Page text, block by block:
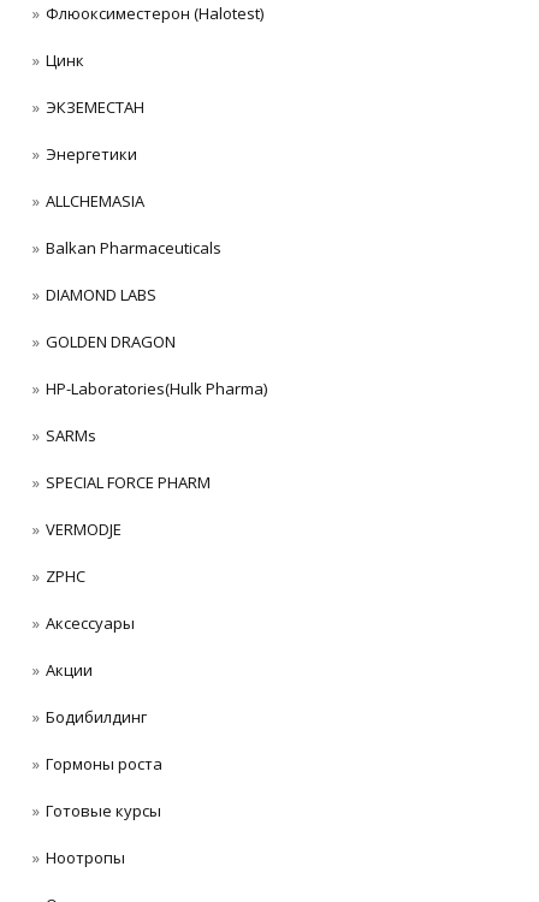
Флюоксиместерон (Halotest)
Цинк
ЭКЗЕМЕСТАН
Энергетики
ALLCHEMASIA
Balkan Pharmaceuticals
DIAMOND LABS
GOLDEN DRAGON
HP-Laboratories(Hulk Pharma)
SARMs
SPECIAL FORCE PHARM
VERMODJE
ZPHC
Аксессуары
Акции
Бодибилдинг
Гормоны роста
Готовые курсы
Ноотропы